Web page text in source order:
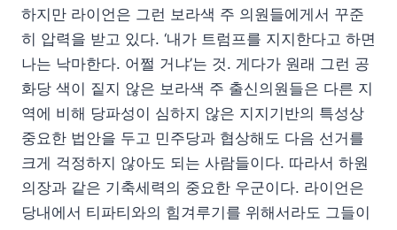
하지만 라이언은 그런 보라색 주 의원들에게서 꾸준
히 압력을 받고 있다. ‘내가 트럼프를 지지한다고 하면
나는 낙마한다. 어쩔 거냐’는 것. 게다가 원래 그런 공
화당 색이 짙지 않은 보라색 주 출신의원들은 다른 지
역에 비해 당파성이 심하지 않은 지지기반의 특성상
중요한 법안을 두고 민주당과 협상해도 다음 선거를
크게 걱정하지 않아도 되는 사람들이다. 따라서 하원
의장과 같은 기축세력의 중요한 우군이다. 라이언은
당내에서 티파티와의 힘겨루기를 위해서라도 그들이